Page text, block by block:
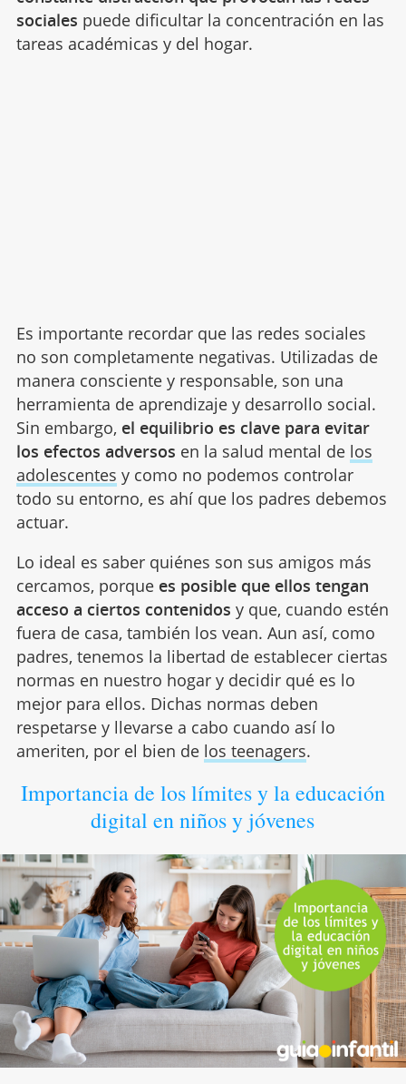
sociales puede dificultar la concentración en las
tareas académicas y del hogar.
Es importante recordar que las redes sociales
no son completamente negativas. Utilizadas de
manera consciente y responsable, son una
herramienta de aprendizaje y desarrollo social.
Sin embargo, el equilibrio es clave para evitar
los efectos adversos en la salud mental de los
adolescentes y como no podemos controlar
todo su entorno, es ahí que los padres debemos
actuar.
Lo ideal es saber quiénes son sus amigos más
cercamos, porque es posible que ellos tengan
acceso a ciertos contenidos y que, cuando estén
fuera de casa, también los vean. Aun así, como
padres, tenemos la libertad de establecer ciertas
normas en nuestro hogar y decidir qué es lo
mejor para ellos. Dichas normas deben
respetarse y llevarse a cabo cuando así lo
ameriten, por el bien de los teenagers.
Importancia de los límites y la educación
digital en niños y jóvenes